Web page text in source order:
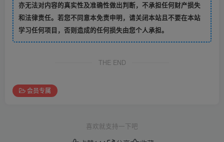
亦无法对内容的真实性及准确性做出判断，不承担任何财产损失
和法律责任。若您不同意本免责申明，请关闭本站且不要在本站
学习任何项目，否则造成的任何损失由您个人承担。
THE END
会员专属
喜欢就支持一下吧